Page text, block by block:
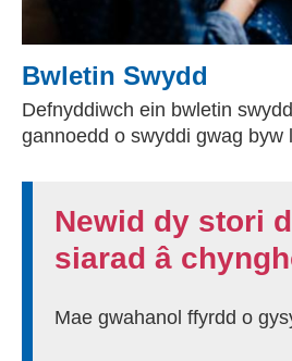
Bwletin Swydd
Defnyddiwch ein bwletin
gannoedd o swyddi gwag byw
Newid dy stori
siarad â
Mae gwahanol ffyrdd o